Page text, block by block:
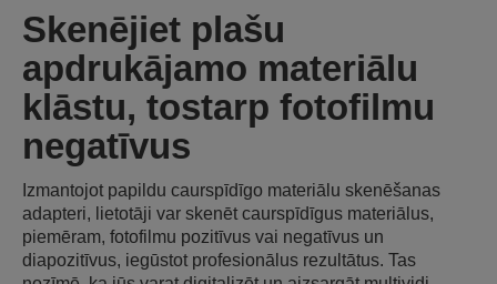
Skenējiet plašu
apdrukājamo materiālu
klāstu, tostarp fotofilmu
negatīvus
Izmantojot papildu caurspīdīgo materiālu skenēšanas
adapteri, lietotāji var skenēt caurspīdīgus materiālus,
piemēram, fotofilmu pozitīvus vai negatīvus un
diapozitīvus, iegūstot profesionālus rezultātus. Tas